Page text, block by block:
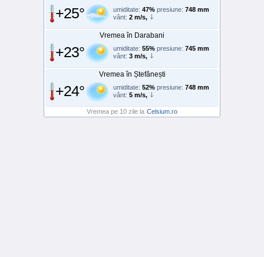
+25° umiditate: 47% presiune: 748 mm
vânt: 2 m/s,
Vremea în Darabani
+23° umiditate: 55% presiune: 745 mm
vânt: 3 m/s,
Vremea în Ștefănești
+24° umiditate: 52% presiune: 748 mm
vânt: 5 m/s,
Vremea pe 10 zile la Celsium.ro